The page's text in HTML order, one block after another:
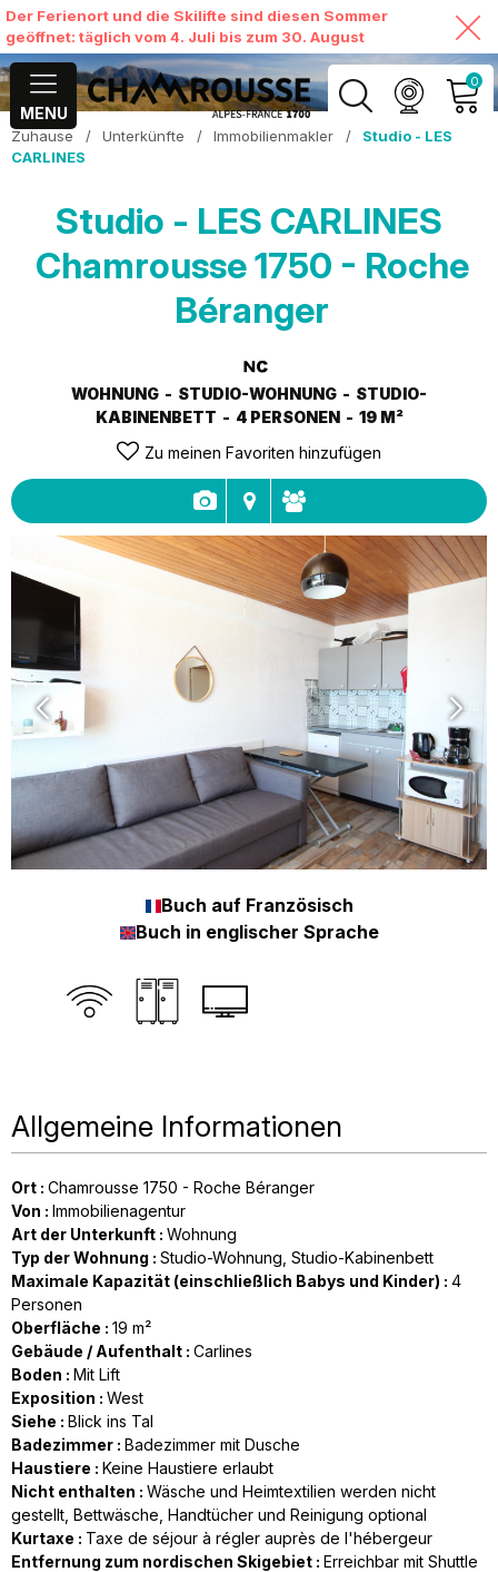
Der Ferienort und die Skilifte sind diesen Sommer
geöffnet: täglich vom 4. Juli bis zum 30. August
MENU
0
MEIN KONTO
ANSEHEN
Zuhause / Unterkünfte / Immobilienmakler /
Studio - LES
CARLINES
Studio - LES CARLINES
Chamrousse 1750 - Roche
Béranger
WOHNUNG STUDIO-WOHNUNG
STUDIO-
KABINENBETT
4 PERSONEN 19 M²
Zu meinen Favoriten hinzufügen
Buch auf Französisch
Buch in englischer Sprache
Allgemeine Informationen
Ort : Chamrousse 1750 - Roche Béranger
Von : Immobilienagentur
Art der Unterkunft : Wohnung
Typ der Wohnung : Studio-Wohnung Studio-Kabinenbett
Maximale Kapazität (einschließlich Babys und Kinder) : 4
Personen
Oberfläche : 19 m²
Gebäude / Aufenthalt : Carlines
Boden : Mit Lift
Exposition : West
Siehe : Blick ins Tal
Badezimmer : Badezimmer mit Dusche
Haustiere : Keine Haustiere erlaubt
Nicht enthalten : Wäsche und Heimtextilien werden nicht
gestellt Bettwäsche, Handtücher und Reinigung optional
Kurtaxe : Taxe de séjour à régler auprès de l'hébergeur
Entfernung zum nordischen Skigebiet : Erreichbar mit Shuttle